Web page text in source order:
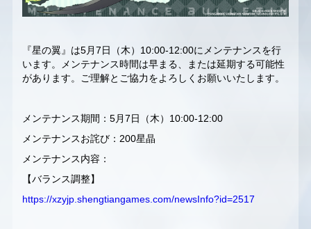
『星の翼』は5月7日（木）10:00-12:00にメンテナンスを行
います。メンテナンス時間は早まる、または延期する可能性
があります。ご理解とご協力をよろしくお願いいたします。
メンテナンス期間：5月7日（木）10:00-12:00
メンテナンスお詫び：200星晶
メンテナンス内容：
【バランス調整】
https://xzyjp.shengtiangames.com/newsInfo?id=2517